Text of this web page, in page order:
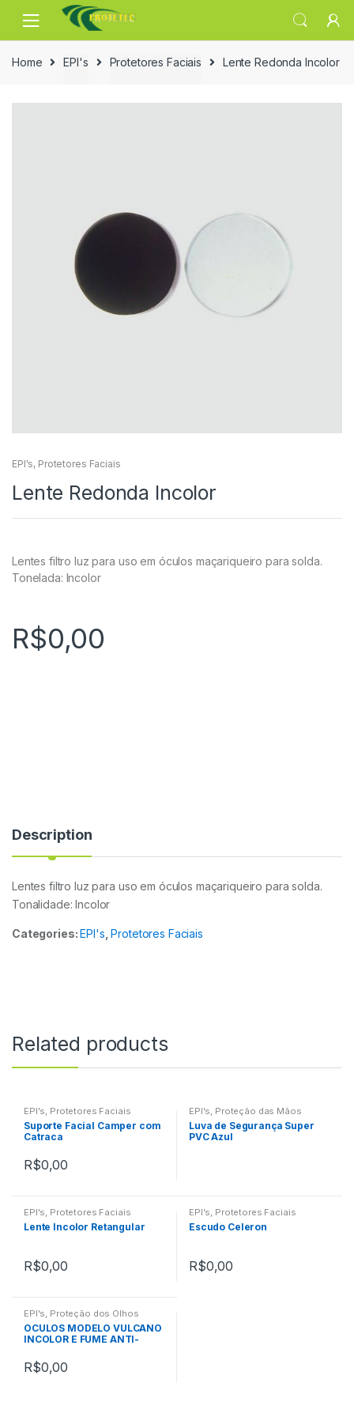
navigation
content
Home
EPI's Protetores Faciais Lente Redonda Incolor
EPI's, Protetores Faciais
Lente Redonda Incolor
Lentes filtro luz para uso em óculos maçariqueiro para solda.
Tonelada: Incolor
R$0,00
Description
Lentes filtro luz para uso em óculos maçariqueiro para solda.
Tonalidade: Incolor
Categories: EPI's, Protetores Faciais
Related products
EPI's, Protetores Faciais
Suporte Facial Camper com
Catraca
R$0,00
EPI's, Proteção das Mãos
Luva de Segurança Super
PVC Azul
EPI's, Protetores Faciais
Lente Incolor Retangular
R$0,00
EPI's, Protetores Faciais
Escudo Celeron
R$0,00
EPI's, Proteção dos Olhos
ÓCULOS MODELO VULCANO
INCOLOR E FUME ANTI-
UVA/UVB
R$0,00